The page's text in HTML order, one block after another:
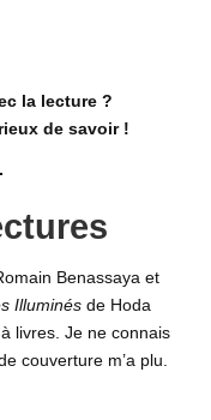
la lecture ?
de savoir !
Benassaya et
Illuminés de Hoda
livres. Je ne connais
couverture m’a plu.